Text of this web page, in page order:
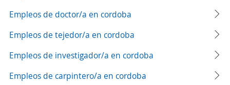
Empleos de doctor/a en cordoba
Empleos de tejedor/a en cordoba
Empleos de investigador/a en cordoba
Empleos de carpintero/a en cordoba